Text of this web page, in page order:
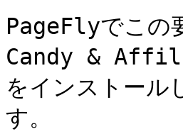
PageFlyでこの
Candy &
をインストール
す。